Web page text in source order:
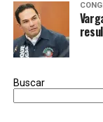
Buscar